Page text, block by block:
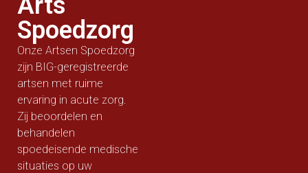
Spoedzorg
Onze Artsen Spoedzorg
zijn BIG-geregistreerde
artsen met ruime
ervaring in acute zorg.
Zij beoordelen en
behandelen
spoedeisende medische
situaties op uw